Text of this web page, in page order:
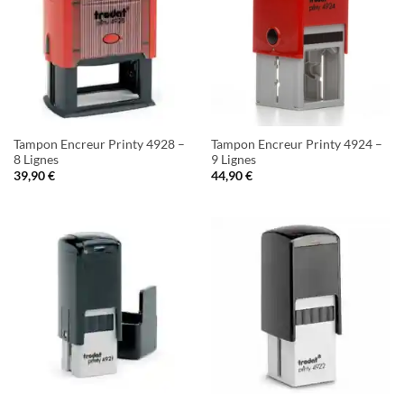
Tampon Encreur Printy 4928 –
8 Lignes
39,90€
Tampon Encreur Printy 4924 –
9 Lignes
44,90€